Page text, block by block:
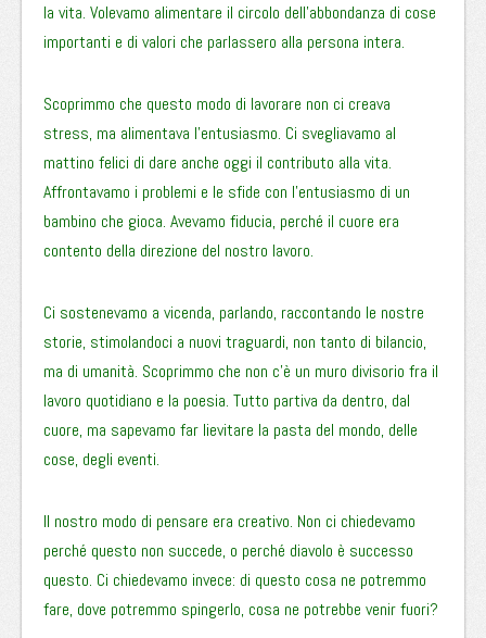
la vita. Volevamo alimentare il circolo dell’abbondanza di cose
importanti e di valori che parlassero alla persona intera.
Scoprimmo che questo modo di lavorare non ci creava
stress, ma alimentava l’entusiasmo. Ci svegliavamo al
mattino felici di dare anche oggi il contributo alla vita.
Affrontavamo i problemi e le sfide con l’entusiasmo di un
bambino che gioca. Avevamo fiducia, perché il cuore era
contento della direzione del nostro lavoro.
Ci sostenevamo a vicenda, parlando, raccontando le nostre
storie, stimolandoci a nuovi traguardi, non tanto di bilancio,
ma di umanità. Scoprimmo che non c’è un muro divisorio fra il
lavoro quotidiano e la poesia. Tutto partiva da dentro, dal
cuore, ma sapevamo far lievitare la pasta del mondo, delle
cose, degli eventi.
Il nostro modo di pensare era creativo. Non ci chiedevamo
perché questo non succede, o perché diavolo è successo
questo. Ci chiedevamo invece: di questo cosa ne potremmo
fare, dove potremmo spingerlo, cosa ne potrebbe venir fuori?